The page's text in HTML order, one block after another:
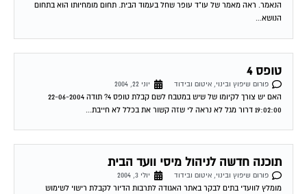
הנאמר. ראה מאמר של עו"ד עופר שחל בעמוד הבית. תחום מומחיותו הוא בתחום
הנושא...
טופס 4
פורום שיפוץ ובינוי, איטום ובידוד
יוני 22, 2004
האם יש צורך לקיומו של שיש במטבח לשם קבלת טופס 4? תודה 22-06-2004
19:02:00 דרור מגל לא נראה לי שזה קשור את בכלל לא חייבת...
תוכנה חדשה לניהול מיסי וועד הבית
פורום שיפוץ ובינוי, איטום ובידוד
יולי 3, 2004
מומלץ לוועדי בתים לבקר באתר האגודה לתרבות הדיור לקבלת רישוי לשימוש